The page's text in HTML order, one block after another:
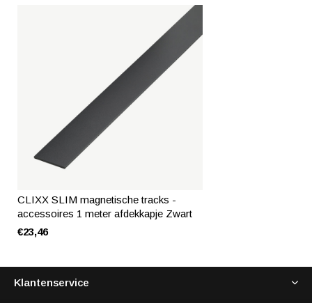
CLIXX SLIM magnetische tracks -
accessoires 1 meter afdekkapje Zwart
€23,46
Klantenservice